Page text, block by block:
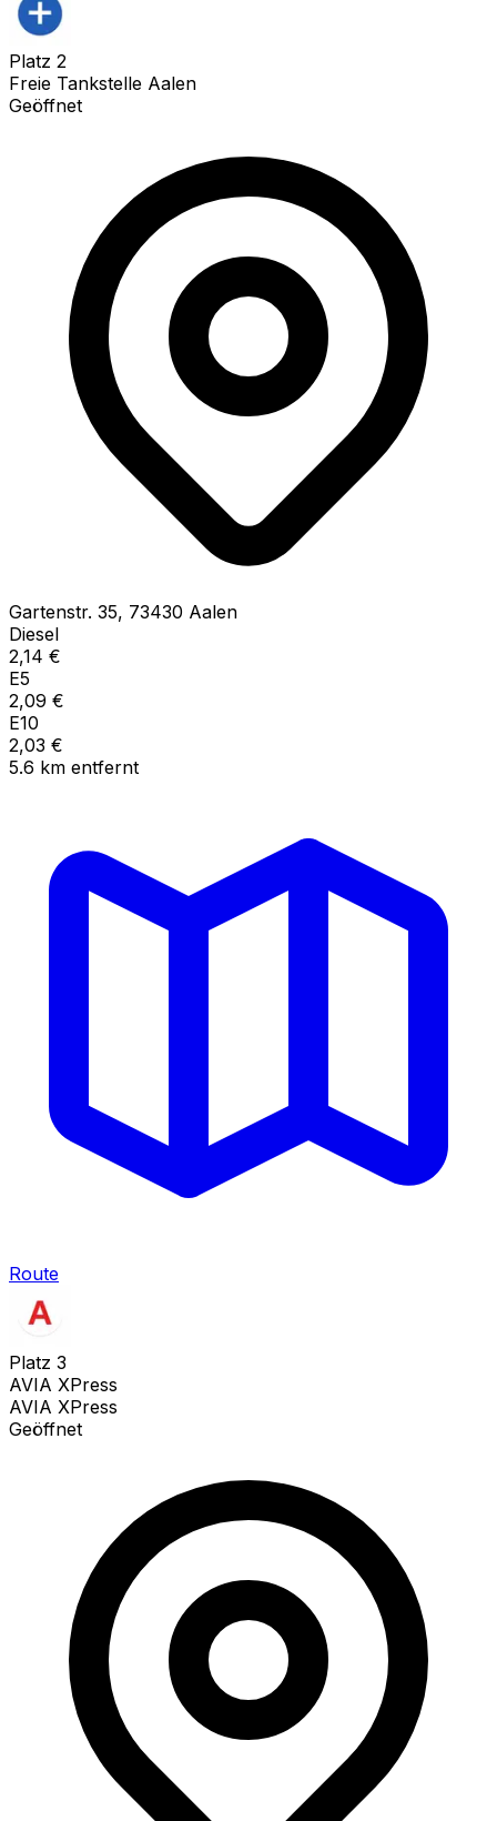
Platz 2
Freie Tankstelle Aalen
Geöffnet
Gartenstr. 35, 73430 Aalen
Diesel
2,14 €
E5
2,09 €
E10
2,03 €
5.6 km entfernt
Route
Platz 3
AVIA XPress
AVIA XPress
Geöffnet